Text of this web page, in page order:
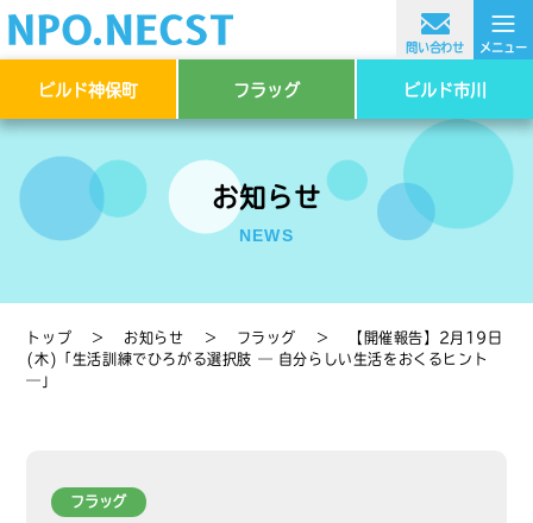
≡
メニュー
問い合わせ
ビルド神保町 フラッグ ビルド市川
お知らせ
NEWS
トップ ＞ お知らせ ＞ フラッグ ＞
【開催報告】2月19日
(木)「生活訓練でひろがる選択肢 ― 自分らしい生活をおくるヒント
―」
フラッグ